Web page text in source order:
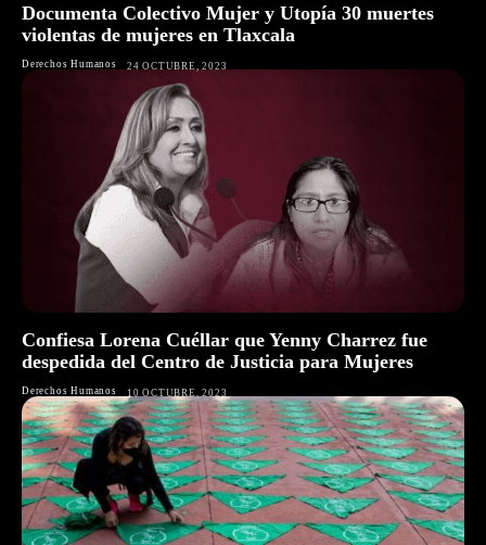
Documenta Colectivo Mujer y Utopía 30 muertes
violentas de mujeres en Tlaxcala
Derechos Humanos 24 OCTUBRE, 2023
Confiesa Lorena Cuéllar que Yenny Charrez fue
despedida del Centro de Justicia para Mujeres
Derechos Humanos 10 OCTUBRE, 2023